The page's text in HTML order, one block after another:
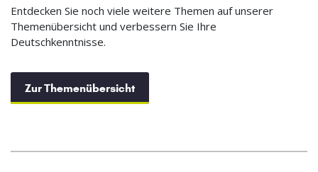
Entdecken Sie noch viele weitere Themen auf unserer
Themenübersicht und verbessern Sie Ihre
Deutschkenntnisse.
Zur Themenübersicht